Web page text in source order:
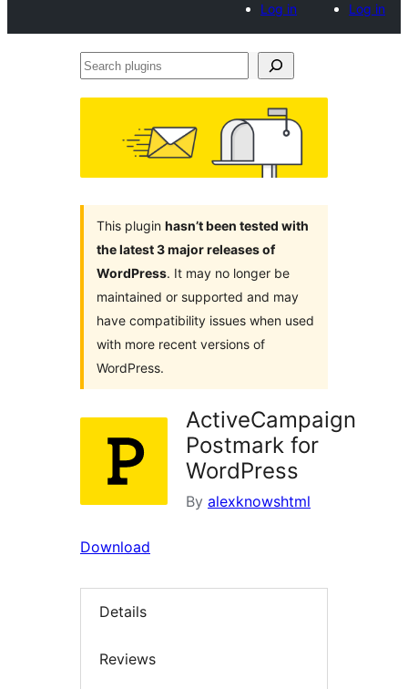
Log in
Log in
Search
This plugin hasn’t been tested with
the latest 3 major releases of
WordPress. It may no longer be
maintained or supported and may
have compatibility issues when used
with more recent versions of
WordPress.
ActiveCampaign
Postmark for
WordPress
By alexknowshtml
Download
Details
Reviews